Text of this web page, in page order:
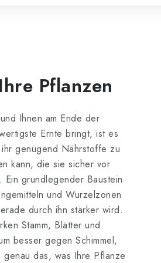
Pflanzen
Ihnen am Ende der
Ernte bringt, ist es
genügend Nährstoffe zu
kann, die sie sicher vor
Ein grundlegender Baustein
und Wurzelzonen
durch ihn stärker wird.
Stamm, Blätter und
besser gegen Schimmel,
das, was Ihre Pflanze